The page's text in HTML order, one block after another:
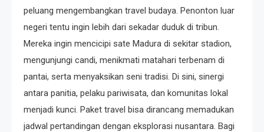
peluang mengembangkan travel budaya. Penonton luar
negeri tentu ingin lebih dari sekadar duduk di tribun.
Mereka ingin mencicipi sate Madura di sekitar stadion,
mengunjungi candi, menikmati matahari terbenam di
pantai, serta menyaksikan seni tradisi. Di sini, sinergi
antara panitia, pelaku pariwisata, dan komunitas lokal
menjadi kunci. Paket travel bisa dirancang memadukan
jadwal pertandingan dengan eksplorasi nusantara. Bagi